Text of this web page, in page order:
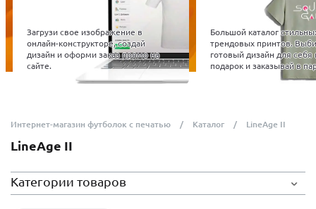
Загрузи свое изображение в
онлайн-конструкторе, создай
дизайн и оформи заказ прямо на
сайте.
Большой каталог
трендовых принтов.
готовый дизайн для себя
подарок и заказывай в
Интернет-магазин футболок с печатью Каталог LineAge II
LineAge II
Категории товаров